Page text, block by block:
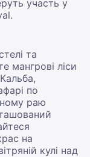
участь у
та
мангрові ліси
по
раю
на
кулі над